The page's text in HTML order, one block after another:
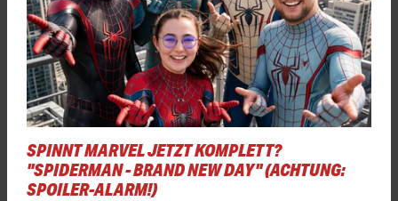
SPINNT MARVEL JETZT KOMPLETT?
"SPIDERMAN - BRAND NEW DAY" (ACHTUNG:
SPOILER-ALARM!)